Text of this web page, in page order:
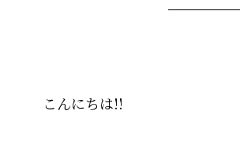
こんにちは!!